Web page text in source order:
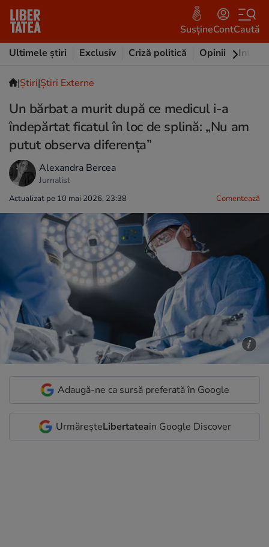
SusțineContCaută
Ultimele știri
Exclusiv Criză politică Opinii
|Ştiri|Știri Externe
Un bărbat a murit după ce medicul i-a
îndepărtat ficatul în loc de splină: „Nu am
putut observa diferența”
Alexandra Bercea
Jurnalist
Actualizat pe 10 mai 2026, 23:38 Comentează
Adaugă-ne ca sursă preferată în Google
UrmăreșteLibertateain Google Discover